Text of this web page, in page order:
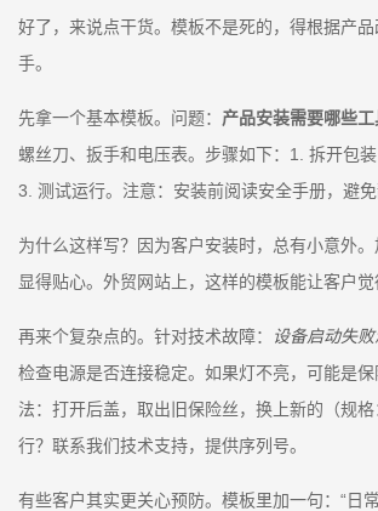
好了，来说点干货。模板不是死的，得根据产
手。
先拿一个基本模板。问题： 产品安装需要哪些工
螺丝刀、扳手和电压表。步骤如下：1. 拆开包装
3. 测试运行。注意：安装前阅读安全手册，避免
为什么这样写？因为客户安装时，总有小意外。
显得贴心。外贸网站上，这样的模板能让客户觉
再来个复杂点的。针对技术故障： 设备启动失败
检查电源是否连接稳定。如果灯不亮，可能是
法：打开后盖，取出旧保险丝，换上新的（规
行？联系我们技术支持，提供序列号。
有些客户其实更关心预防。模板里加一句：“日